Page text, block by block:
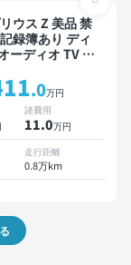
ウス Z 美品 禁
録簿あり ディ
ーディオ TV ブ
ンナーミラー オ
ズ スマートキー
ーフ 電動バッ
クモニター 全
ドライブレコー
減
.0万円
諸費用
11.0万円
走行距離
0.8万km